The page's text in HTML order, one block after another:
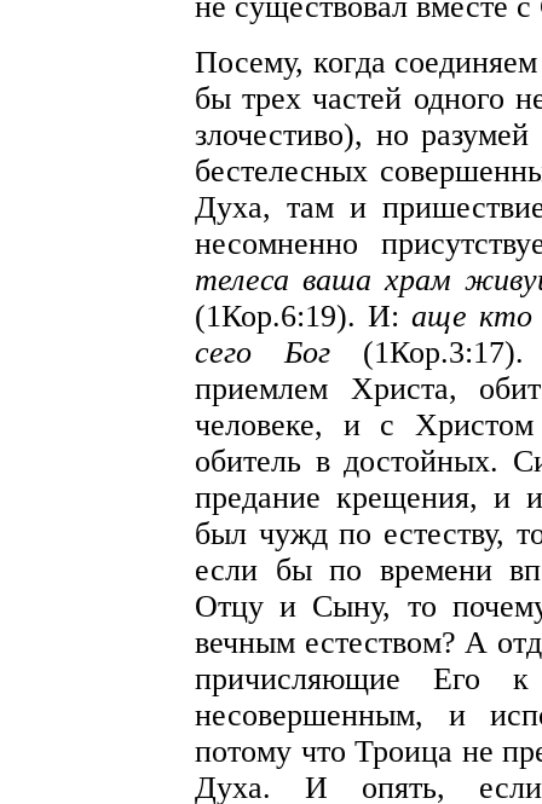
Посему, когда
бы трех частей одного
злочестиво), но
бестелесных
Духа, там и
несомненно
телеса ваша храм
(1Кор.6:19). И: аще кто
сего Бог
приемлем Христа,
человеке, и с
обитель в достойных.
предание крещения, и
был чужд по естеству,
если бы по времени
Отцу и Сыну, то
вечным естеством? А
причисляющие Его
несовершенным, и
потому что Троица не
Духа. И опять,